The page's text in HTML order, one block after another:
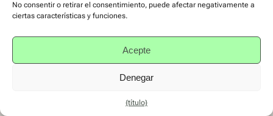
No consentir o retirar el consentimiento, puede afectar negativamente a
ciertas características y funciones.
Acepte
Denegar
{título}